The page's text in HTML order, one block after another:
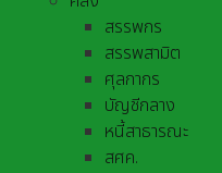
สรรพกร
สรรพสามิต
ศุลกากร
บัญชีกลาง
หนี้สาธารณะ
สศค.